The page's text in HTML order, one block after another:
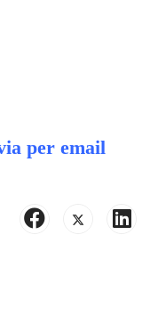
per email